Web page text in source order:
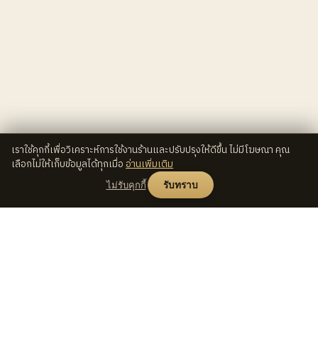
เราใช้คุกกี้เพื่อวิเคราะห์การใช้งานร้านและปรับปรุงให้ดีขึ้น ไม่มีโฆษณา คุณ
เลือกไม่ให้เก็บข้อมูลได้ทุกเมื่ออ่านเพิ่มเติม
ไม่รับคุกกี้ รับทราบ